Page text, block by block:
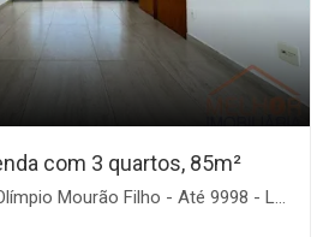
com 3 quartos, 85m²
Filho - Até 9998 - Lado Par - Itapoã, Belo Horizonte-MG